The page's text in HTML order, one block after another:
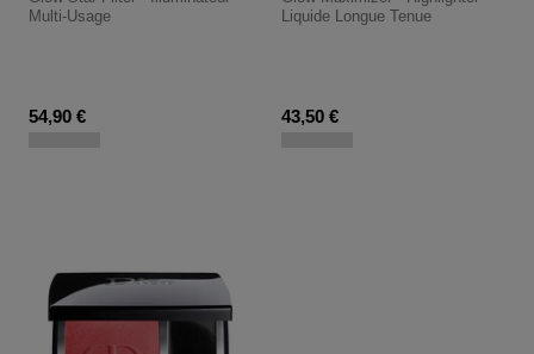
Multi-Usage
Prix du produit
54,90 €
Liquide Longue Tenue
Prix du produit
43,50 €